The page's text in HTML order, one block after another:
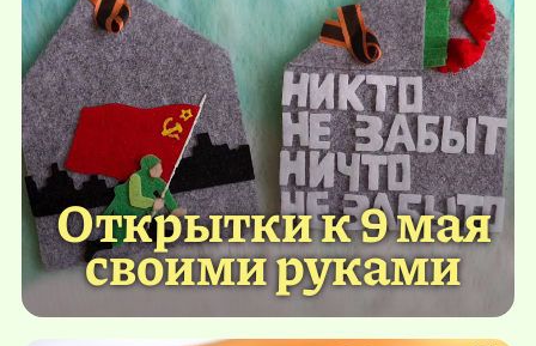
Открытки к 9 мая
своими руками